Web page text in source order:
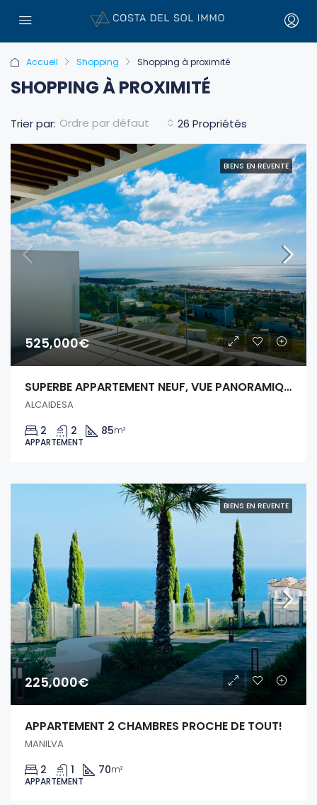
Accueil Shopping Shopping à proximité
SHOPPING À PROXIMITÉ
26 Propriétés
Trier par: Ordre par défaut
BIENS EN REVENTE
525,000€
SUPERBE APPARTEMENT NEUF, VUE PANORAMIQUE SUR LA MER!
ALCAIDESA
2 2 85m²
APPARTEMENT
BIENS EN REVENTE
225,000€
APPARTEMENT 2 CHAMBRES PROCHE DE TOUT!
MANILVA
2 1 70m²
APPARTEMENT